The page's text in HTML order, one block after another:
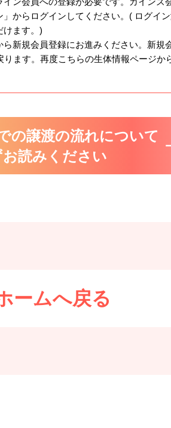
からログインしてください。( ログイ
けます。)
ら新規会員登録にお進みください。新規
ます。再度こちらの生体情報ページか
の譲渡の流れについて
読みください
ームへ戻る